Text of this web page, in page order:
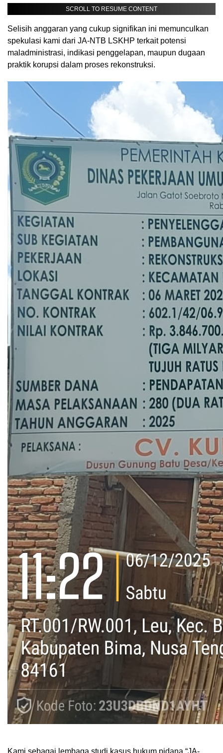
SCROLL TO RESUME CONTENT
Selisih anggaran yang cukup signifikan ini memunculkan
spekulasi kami dari JA-NTB LSKHP terkait potensi
maladministrasi, indikasi penggelapan, maupun dugaan
praktik korupsi dalam proses rekonstruksi.
Kami sebagai lembaga studi kasus hukum pidana “JA-